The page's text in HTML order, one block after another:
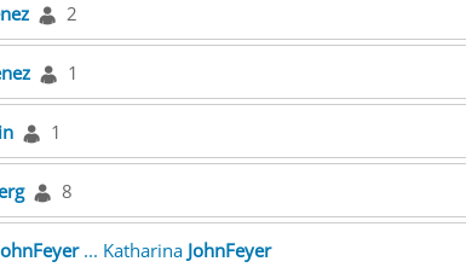
2
1
1
8
... Katharina JohnFeyer